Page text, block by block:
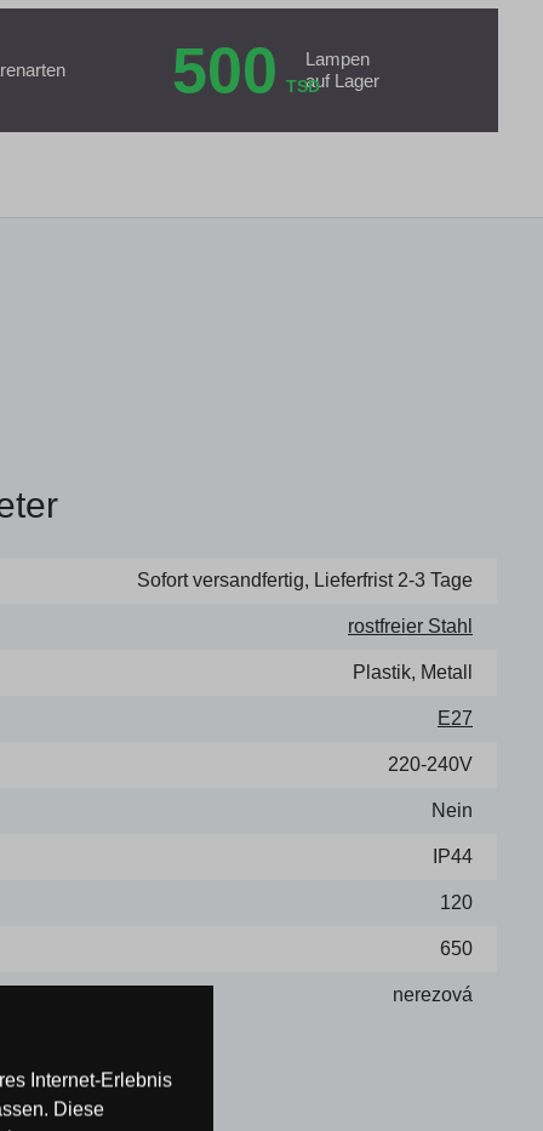
500 TSD
Lampen
auf Lager
Sofort versandfertig, Lieferfrist 2-3 Tage
rostfreier Stahl
Plastik, Metall
E27
220-240V
Nein
IP44
120
650
nerezová
Internet-Erlebnis
Diese